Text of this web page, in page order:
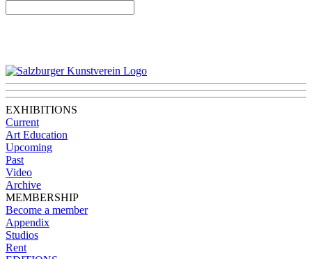
EXHIBITIONS
Current
Art Education
Upcoming
Past
Video
Archive
MEMBERSHIP
Become a member
Appendix
Studios
Rent